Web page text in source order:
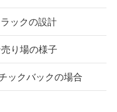
ックの設計
り場の様子
クバックの場合